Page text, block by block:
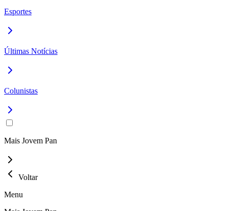
Esportes
Últimas Notícias
Colunistas
Mais Jovem Pan
Voltar
Menu